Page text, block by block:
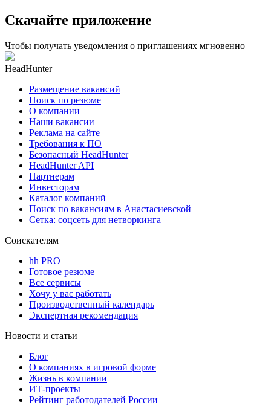
Скачайте приложение
Чтобы получать уведомления о приглашениях мгновенно
HeadHunter
Размещение вакансий
Поиск по резюме
О компании
Наши вакансии
Реклама на сайте
Требования к ПО
Безопасный HeadHunter
HeadHunter API
Партнерам
Инвесторам
Каталог компаний
Поиск по вакансиям в Анастасиевской
Сетка: соцсеть для нетворкинга
Соискателям
hh PRO
Готовое резюме
Все сервисы
Хочу у вас работать
Производственный календарь
Экспертная рекомендация
Новости и статьи
Блог
О компаниях в игровой форме
Жизнь в компании
ИТ-проекты
Рейтинг работодателей России